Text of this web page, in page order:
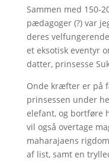
Sammen med 150-
pædagoger (?) var
deres
et eksotisk eventyr
datter, prinsesse
Onde kræfter er på
prinsessen under
elefant, og bortføre
vil også overtage
maharajaens
af list, samt en